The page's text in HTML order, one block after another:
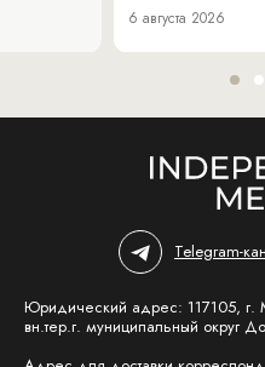
6 августа 2026
Telegram-
Юридический адрес: 117105, г.
вн.тер.г. муниципальный округ